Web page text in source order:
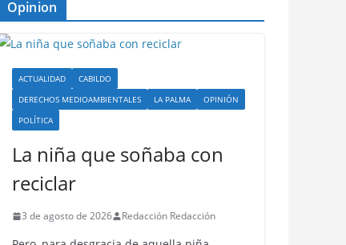
Opinion
ACTUALIDAD
CABILDO
DERECHOS MEDIOAMBIENTALES
LA PALMA
OPINIÓN
POLÍTICA
La niña que soñaba con
reciclar
3 de agosto de 2026 Redacción Redacción